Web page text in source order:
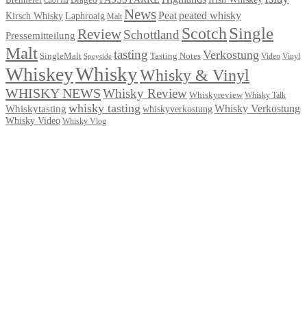
Kirsch Whisky Laphroaig Malt NewsPeatpeated whisky
Pressemitteilung ReviewSchottland ScotchSingle
Malt SingleMalt Speyside tasting Tasting Notes Verkostung Video Vinyl
WhiskeyWhiskyWhisky & Vinyl
WHISKY NEWSWhisky Review Whiskyreview Whisky Talk
Whiskytasting whisky tasting whiskyverkostung Whisky Verkostung
Whisky Video Whisky Vlog